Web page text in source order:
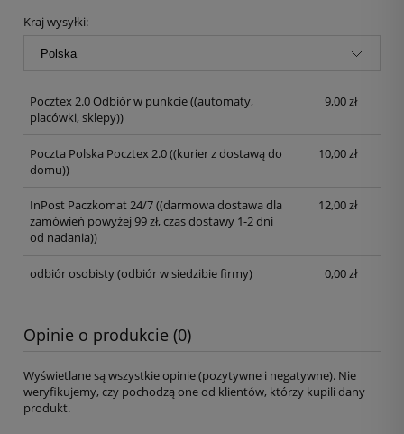
Kraj wysyłki:
Pocztex 2.0 Odbiór w punkcie((automaty,
placówki, sklepy))
9,00 zł
Poczta Polska Pocztex 2.0((kurier z dostawą do
domu))
10,00 zł
InPost Paczkomat 24/7((darmowa dostawa dla
zamówień powyżej 99 zł, czas dostawy 1-2 dni
od nadania))
12,00 zł
odbiór osobisty(odbiór w siedzibie firmy) 0,00 zł
Opinie o produkcie (0)
Wyświetlane są wszystkie opinie (pozytywne i negatywne). Nie
weryfikujemy, czy pochodzą one od klientów, którzy kupili dany
produkt.